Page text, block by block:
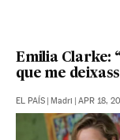
Emilia Clarke:
que me
EL PAÍS Madri APR 18,